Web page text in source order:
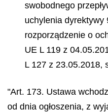
swobodnego
uchylenia dyrektywy
rozporządzenie o
UE L 119 z
L 127 z 23.05.2018,
"Art. 173. Ustawa
od dnia ogłoszenia, z